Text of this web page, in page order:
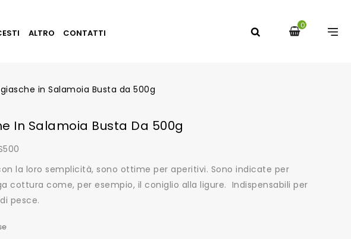
0
ALTRO CONTATTI
in Salamoia Busta da 500g
In Salamoia Busta Da 500g
la loro semplicità, sono ottime per aperitivi. Sono indicate per
cottura come, per esempio, il coniglio alla ligure. Indispensabili per
pesce.